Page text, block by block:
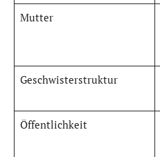
Mutter
Geschwisterstruktur
Öffentlichkeit